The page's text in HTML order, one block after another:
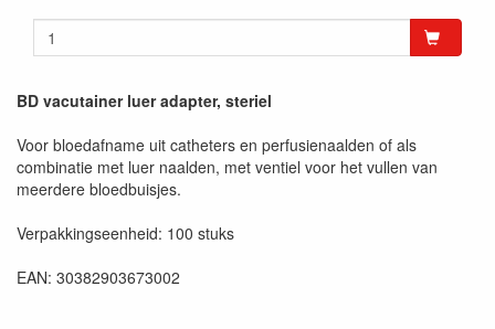
BD vacutainer luer adapter, steriel
Voor bloedafname uit catheters en perfusienaalden of als
combinatie met luer naalden, met ventiel voor het vullen van
meerdere bloedbuisjes.
Verpakkingseenheid: 100 stuks
EAN: 30382903673002